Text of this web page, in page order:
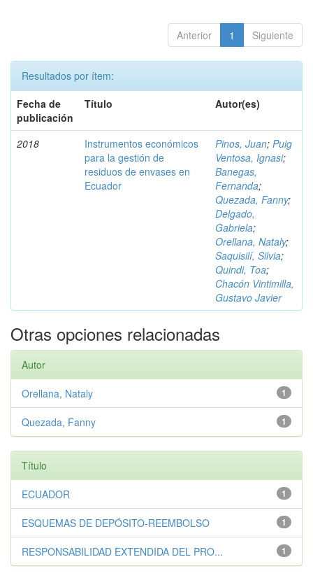
Anterior 1 Siguiente
Resultados por ítem:
Fecha de
publicación
Título Autor(es)
2018
Instrumentos económicos
para la gestión de
residuos de envases en
Ecuador
Pinos, Juan; Puig
Ventosa, Ignasi;
Banegas,
Fernanda;
Quezada, Fanny;
Delgado,
Gabriela;
Orellana, Nataly;
Saquisilí, Silvia;
Quindi, Toa;
Chacón Vintimilla,
Gustavo Javier
Otras opciones relacionadas
Autor
1
Orellana, Nataly
1
Quezada, Fanny
Título
1
ECUADOR
1
ESQUEMAS DE DEPÓSITO-REEMBOLSO
1
RESPONSABILIDAD EXTENDIDA DEL PRO...